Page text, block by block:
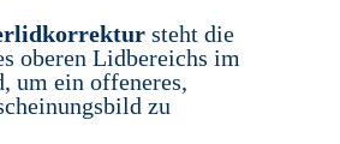
steht die
oberen Lidbereichs im
um ein offeneres,
zu